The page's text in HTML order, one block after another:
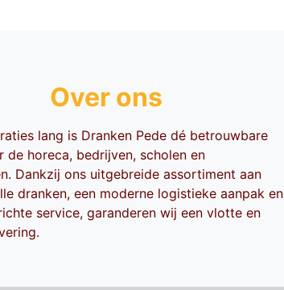
Over ons
lang is Dranken Pede dé betrouwbare
de horeca, bedrijven, scholen en
Dankzij ons uitgebreide assortiment aan
dranken, een moderne logistieke aanpak en
service, garanderen wij een vlotte en